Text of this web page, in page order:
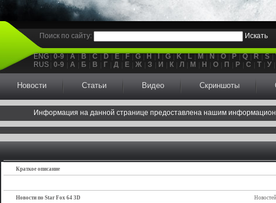
Поиск по сайту: Искать
ENG 0-9 A B C D E F G H G K L M N O P Q R S
RUS
0-9 А Б В Г Д Е Ж З И К Л М Н О П Р С Т У
Новости Статьи Видео Скриншоты
Информация на данной странице предоставлена нашим
Краткое описание
Новости по Star Fox 64 3D